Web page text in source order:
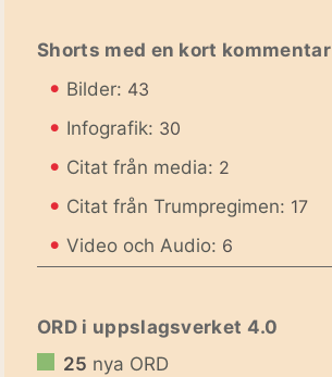
Shorts med en kort kommentar
• Bilder: 43
• Infografik: 30
• Citat från media: 2
• Citat från Trumpregimen: 17
• Video och Audio: 6
ORD i uppslagsverket 4.0
25 nya ORD